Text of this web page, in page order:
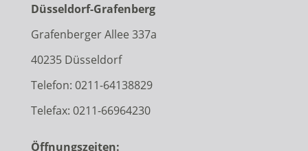
Düsseldorf-Grafenberg
Grafenberger Allee 337a
40235 Düsseldorf
Telefon: 0211-64138829
Telefax: 0211-66964230
Öffnungszeiten: